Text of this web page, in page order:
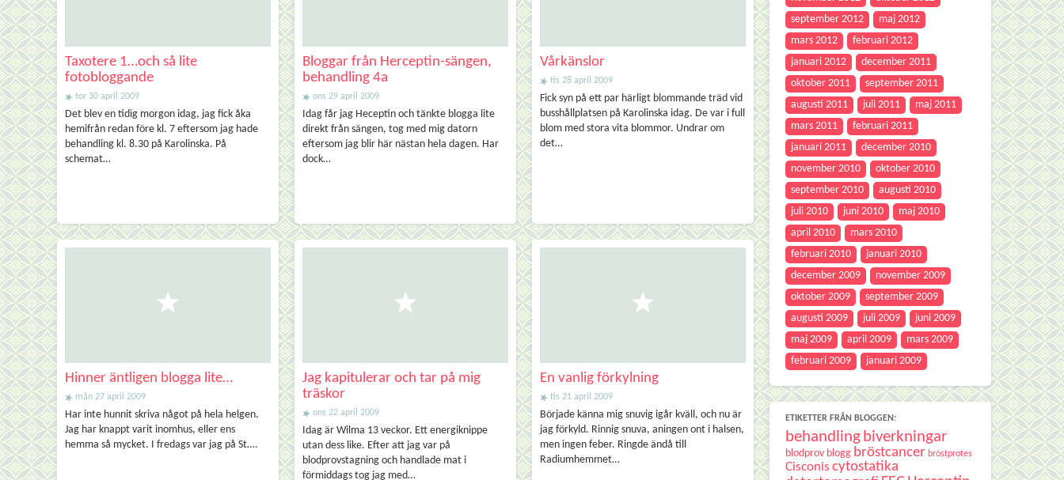
Taxotere 1…och så lite
fotobloggande
tor 30 april 2009
Det blev en tidig morgon idag, jag fick åka
hemifrån redan före kl. 7 eftersom jag hade
behandling kl. 8.30 på Karolinska. På
schemat…
Bloggar från Herceptin-sängen,
behandling 4a
ons 29 april 2009
Idag får jag Heceptin och tänkte blogga lite
direkt från sängen, tog med mig datorn
eftersom jag blir här nästan hela dagen. Har
dock…
Vårkänslor
tis 28 april 2009
Fick syn på ett par härligt blommande träd vid
busshållplatsen på Karolinska idag. De var i full
blom med stora vita blommor. Undrar om
det…
Hinner äntligen blogga lite…
mån 27 april 2009
Har inte hunnit skriva något på hela helgen.
Jag har knappt varit inomhus, eller ens
hemma så mycket. I fredags var jag på St….
Jag kapitulerar och tar på mig
träskor
ons 22 april 2009
Idag är Wilma 13 veckor. Ett energiknippe
utan dess like. Efter att jag var på
blodprovstagning och handlade mat i
förmiddags tog jag med…
En vanlig förkylning
tis 21 april 2009
Började känna mig snuvig igår kväll, och nu är
jag förkyld. Rinnig snuva, aningen ont i halsen,
men ingen feber. Ringde ändå till
Radiumhemmet…
september 2012
maj 2012
mars 2012
februari 2012
januari 2012
december 2011
oktober 2011
september 2011
augusti 2011
juli 2011
maj 2011
mars 2011
februari 2011
januari 2011
december 2010
november 2010
oktober 2010
september 2010
augusti 2010
juli 2010
juni 2010
maj 2010
april 2010
mars 2010
februari 2010
januari 2010
december 2009
november 2009
oktober 2009
september 2009
augusti 2009
juli 2009
juni 2009
maj 2009
april 2009
mars 2009
februari 2009
januari 2009
ETIKETTER FRÅN BLOGGEN:
behandling biverkningar
blodprov blogg bröstcancer bröstprotes
Cisconis cytostatika